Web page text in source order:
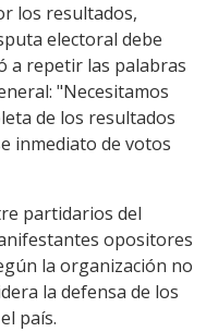
los resultados,
electoral debe
a repetir las palabras
"Necesitamos
de los resultados
inmediato de votos
partidarios del
opositores
la organización no
la defensa de los
país.